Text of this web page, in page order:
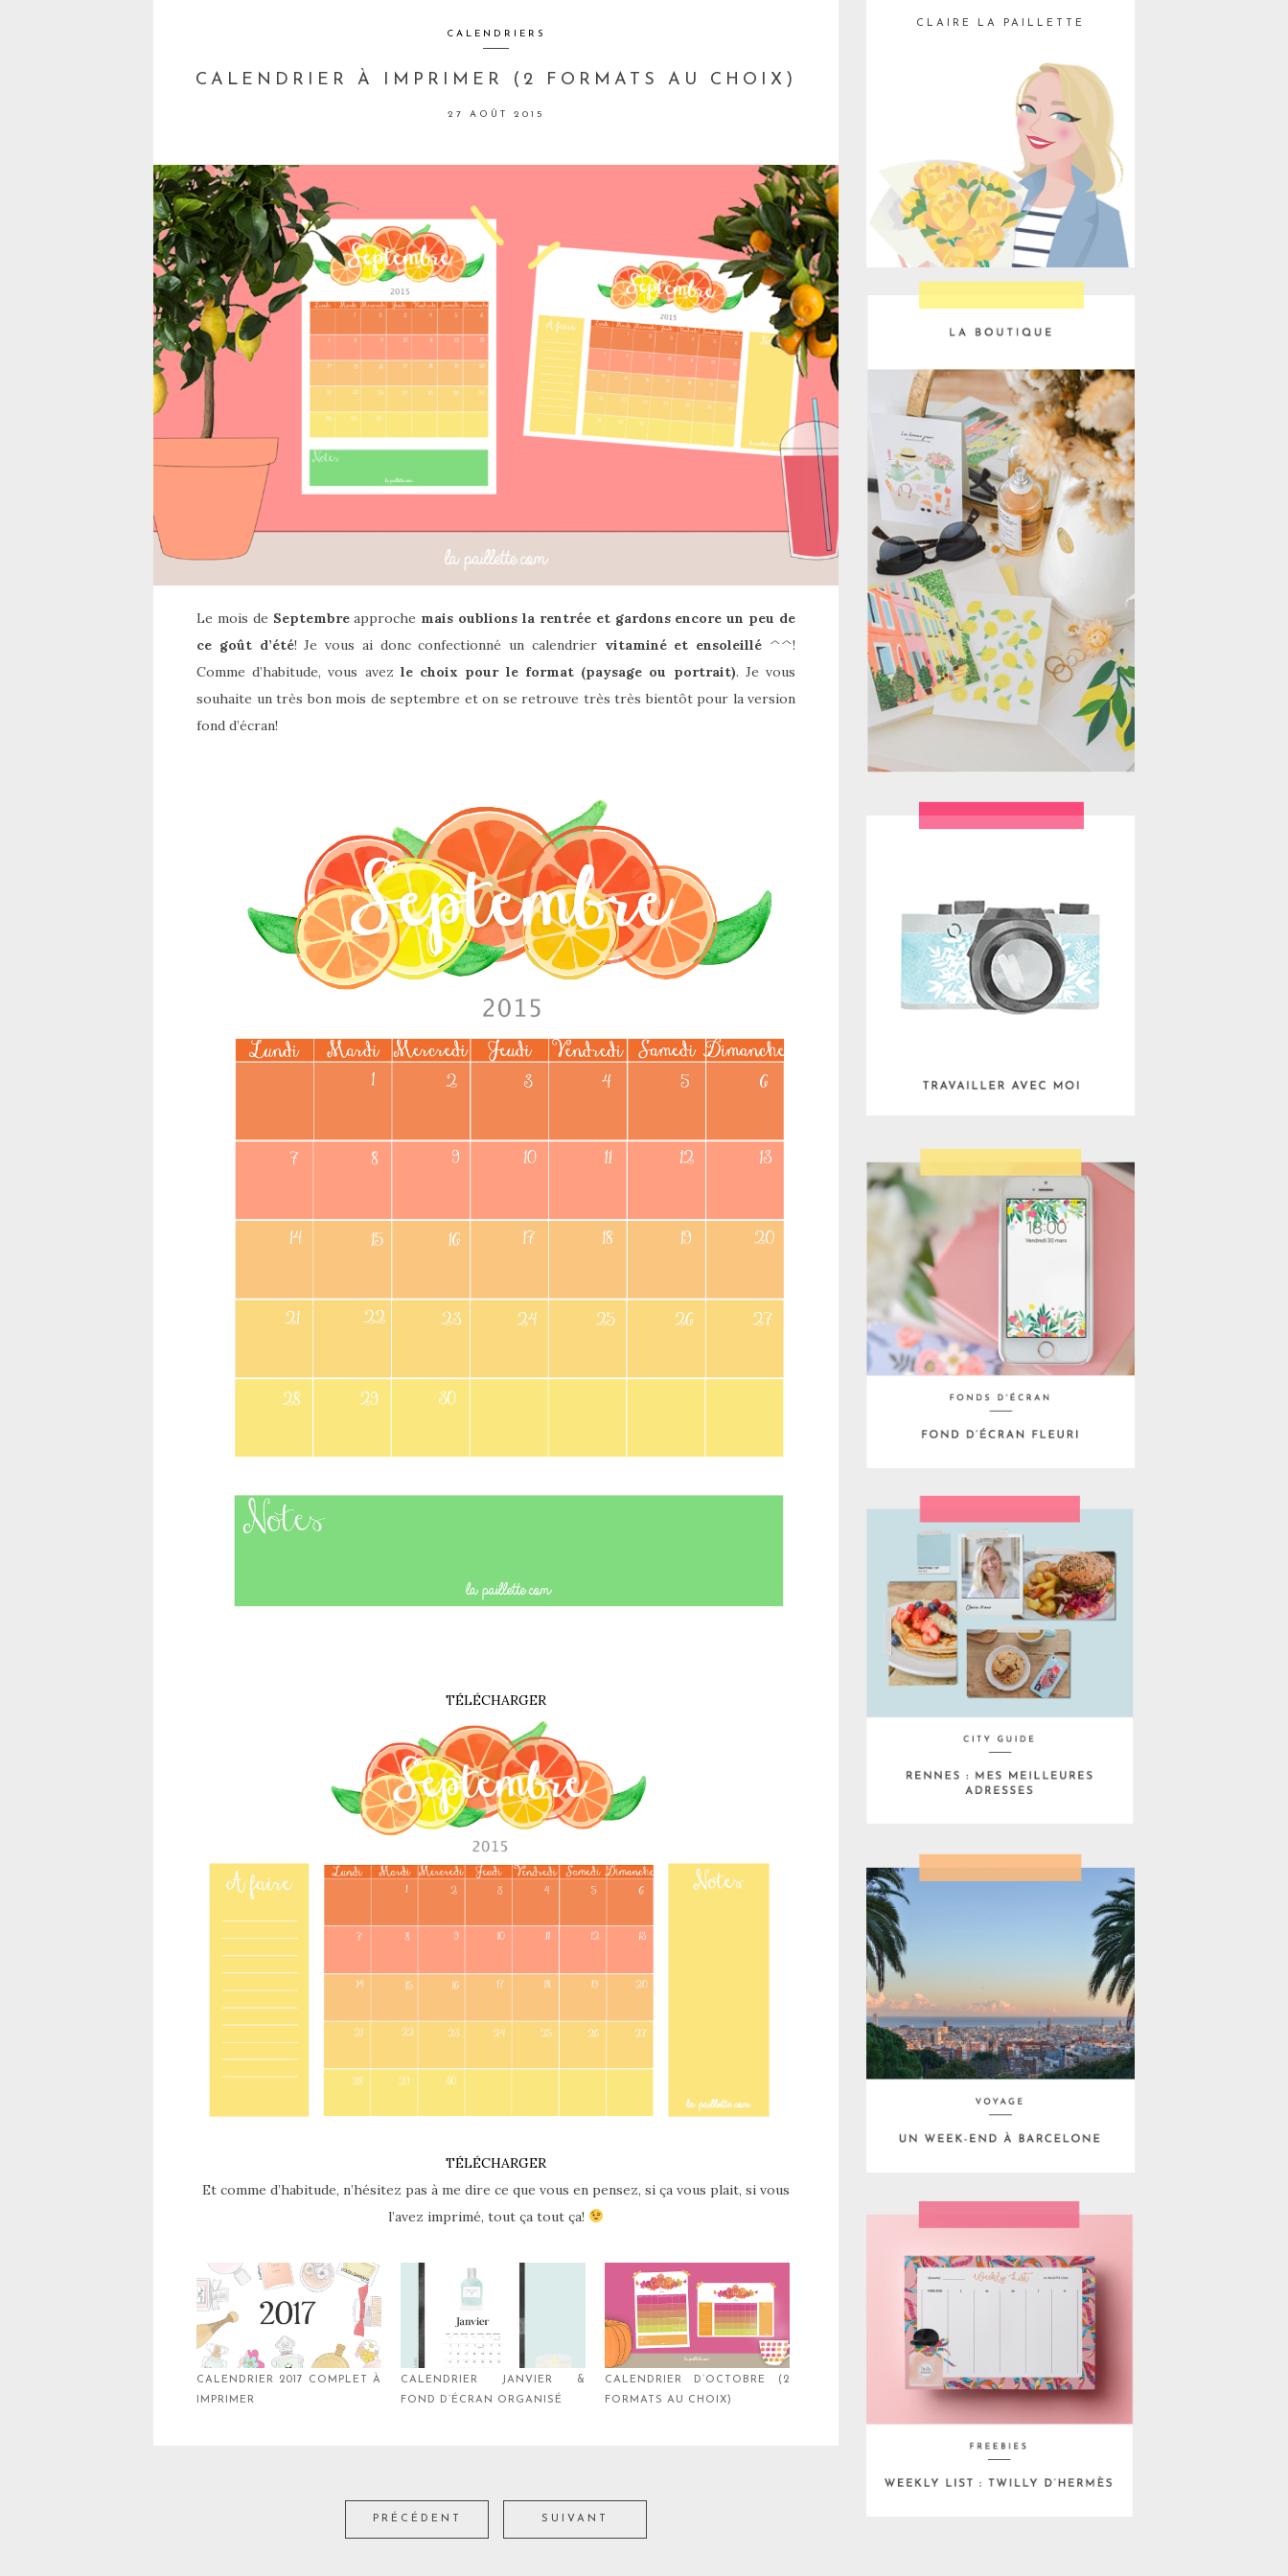
CALENDRIERS
CALENDRIER À IMPRIMER (2 FORMATS AU CHOIX)
27 AOÛT 2015
Le mois de Septembreapproche mais oublions la rentrée et gardons encore un peu de
ce goût d’été! Je vous ai donc confectionné un calendrier vitaminé et ensoleillé ^^!
Comme d’habitude, vous avez le choix pour le format (paysage ou portrait). Je vous
souhaite un très bon mois de septembre et on se retrouve très très bientôt pour la version
fond d’écran!
TÉLÉCHARGER
TÉLÉCHARGER
Et comme d’habitude, n’hésitez pas à me dire ce que vous en pensez, si ça vous plait, si vous
l’avez imprimé, tout ça tout ça!
CALENDRIER 2017 COMPLET À
IMPRIMER
CALENDRIER JANVIER &
FOND D’ÉCRAN ORGANISÉ
CALENDRIER D’OCTOBRE (2
FORMATS AU CHOIX)
PRÉCÉDENT SUIVANT
CLAIRE LA PAILLETTE